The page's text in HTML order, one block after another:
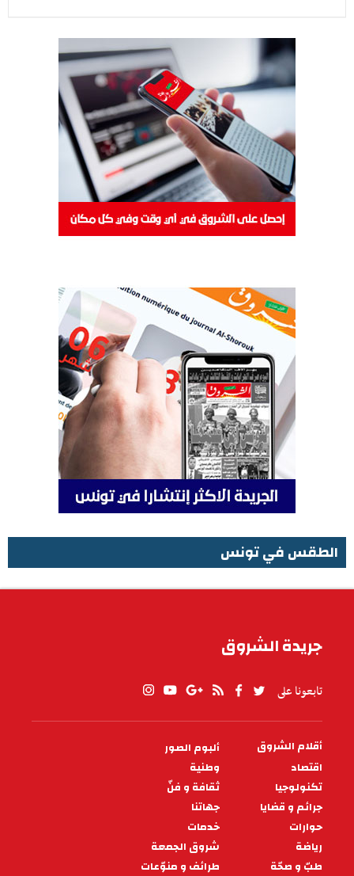
الطقس في تونس
جريدة الشروق
تابعونا على
PIED
DE
PAGE
أقلام الشروق
ألبوم الصور
اقتصاد
وطنية
تكنولوجيا
ثقافة و فنّ
جرائم و قضايا
جهاتنا
حوارات
خدمات
رياضة
شروق الجمعة
طبّ و صحّة
طرائف و منوّعات